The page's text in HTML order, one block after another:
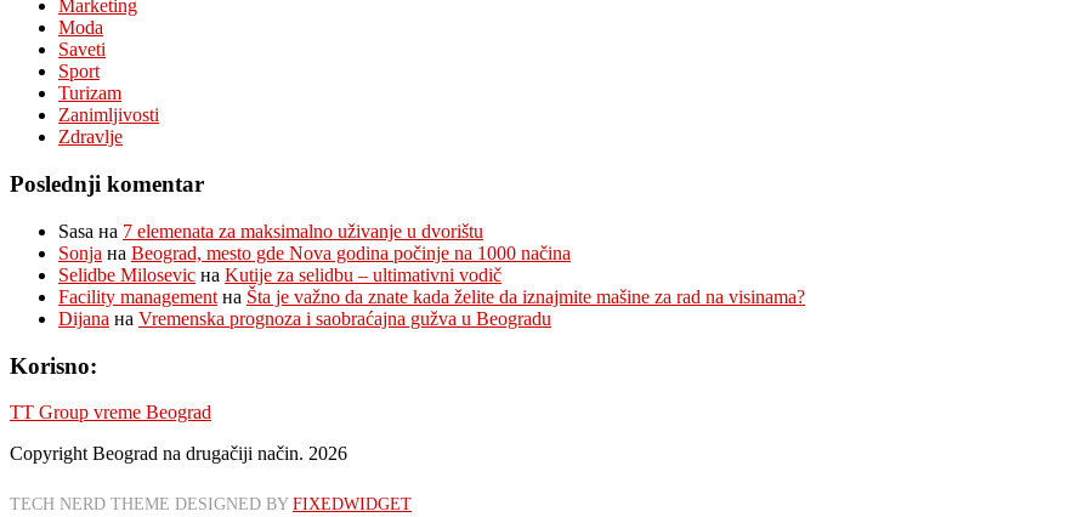
Marketing
Moda
Saveti
Sport
Turizam
Zanimljivosti
Zdravlje
Poslednji komentar
Sasa на 7 elemenata za maksimalno uživanje u dvorištu
Sonja на Beograd, mesto gde Nova godina počinje na 1000 načina
Selidbe Milosevic на Kutije za selidbu – ultimativni vodič
Facility management на Šta je važno da znate kada želite da iznajmite mašine za rad na visinama?
Dijana на Vremenska prognoza i saobraćajna gužva u Beogradu
Korisno:
TT Group vreme Beograd
Copyright Beograd na drugačiji način. 2026
TECH NERD THEME DESIGNED BYFIXEDWIDGET